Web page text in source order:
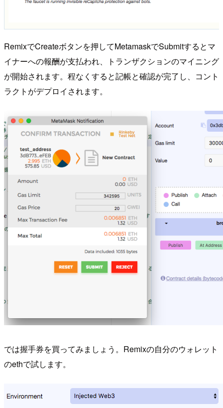
RemixでCreateボタンを押してMetamaskでSubmitするとマ
イナーへの報酬が支払われ、トランザクションのマイニング
が開始されます。程なくすると記帳と確認が完了し、コント
ラクトがデプロイされます。
では握手券を買ってみましょう。Remixの自分のウォレット
のethで試します。